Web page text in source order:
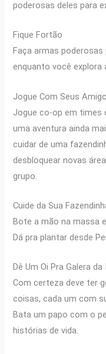
poderosas deles para
Fique Fortão
Faça armas
enquanto você explora
Jogue Com Seus
Jogue co-op em times
uma aventura ainda
cuidar de uma
desbloquear novas
grupo.
Cuide da Sua
Bote a mão na massa
Dá pra plantar desde
Dê Um Oi Pra Galera da
Com certeza deve ter
coisas, cada um com
Bata um papo com o
histórias de vida.